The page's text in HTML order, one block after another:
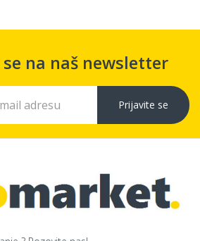
na naš newsletter
Prijavite se